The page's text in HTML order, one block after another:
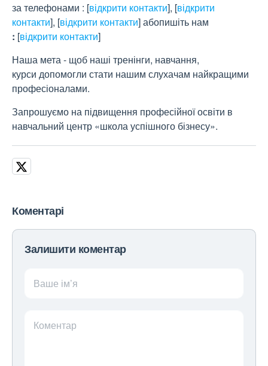
за телефонами : [відкрити контакти], [відкрити
контакти], [відкрити контакти]абопишіть нам
: [відкрити контакти]
Наша мета - щоб наші тренінги, навчання,
курси допомогли стати нашим слухачам найкращими
професіоналами.
Запрошуємо на підвищення професійної освіти в
навчальний центр «школа успішного бізнесу».
Коментарі
Залишити коментар
Ваше ім’я
Коментар